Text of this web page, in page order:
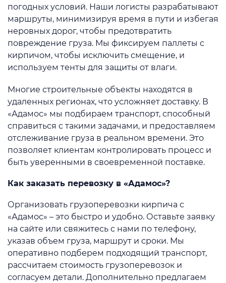
погодных условий. Наши логисты разрабатывают
маршруты, минимизируя время в пути и избегая
неровных дорог, чтобы предотвратить
повреждение груза. Мы фиксируем паллеты с
кирпичом, чтобы исключить смещение, и
используем тенты для защиты от влаги.
Многие строительные объекты находятся в
удаленных регионах, что усложняет доставку. В
«Адамос» мы подбираем транспорт, способный
справиться с такими задачами, и предоставляем
отслеживание груза в реальном времени. Это
позволяет клиентам контролировать процесс и
быть уверенными в своевременной поставке.
Как заказать перевозку в «Адамос»?
Организовать грузоперевозки кирпича с
«Адамос» – это быстро и удобно. Оставьте заявку
на сайте или свяжитесь с нами по телефону,
указав объем груза, маршрут и сроки. Мы
оперативно подберем подходящий транспорт,
рассчитаем стоимость грузоперевозок и
согласуем детали. Дополнительно предлагаем